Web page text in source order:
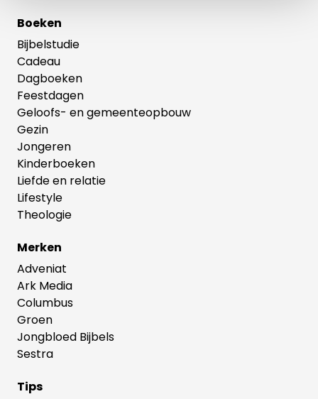
Boeken
Bijbelstudie
Cadeau
Dagboeken
Feestdagen
Geloofs- en gemeenteopbouw
Gezin
Jongeren
Kinderboeken
Liefde en relatie
Lifestyle
Theologie
Merken
Adveniat
Ark Media
Columbus
Groen
Jongbloed Bijbels
Sestra
Tips